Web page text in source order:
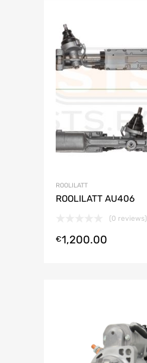
ROOLILATT
ROOLILATT AU406
(0 reviews)
€1,200.00